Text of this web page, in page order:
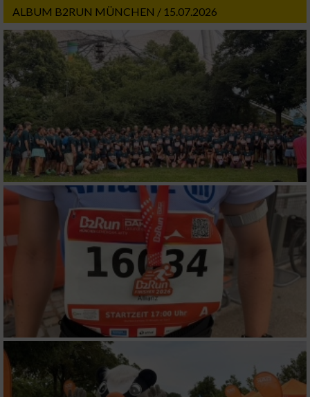
ALBUM B2RUN MÜNCHEN / 15.07.2026